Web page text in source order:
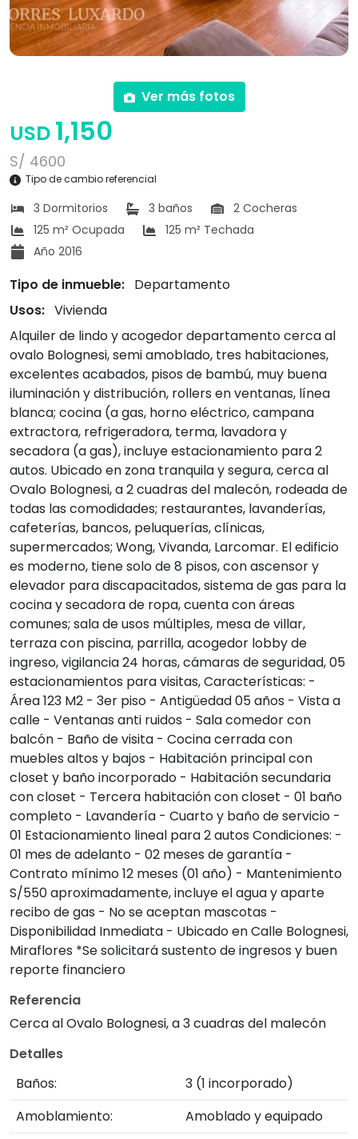
Ver más fotos
USD 1,150
S/ 4600
Tipo de cambio referencial
3 Dormitorios 3 baños
2 Cocheras
125 m² Ocupada
125 m² Techada
Año 2016
Tipo de inmueble: Departamento
Usos: Vivienda
Alquiler de lindo y acogedor departamento cerca al
ovalo Bolognesi, semi amoblado, tres habitaciones,
excelentes acabados, pisos de bambú, muy buena
iluminación y distribución, rollers en ventanas, línea
blanca; cocina (a gas, horno eléctrico, campana
extractora, refrigeradora, terma, lavadora y
secadora (a gas), incluye estacionamiento para 2
autos. Ubicado en zona tranquila y segura, cerca al
Ovalo Bolognesi, a 2 cuadras del malecón, rodeada de
todas las comodidades; restaurantes, lavanderías,
cafeterías, bancos, peluquerías, clínicas,
supermercados; Wong, Vivanda, Larcomar. El edificio
es moderno, tiene solo de 8 pisos, con ascensor y
elevador para discapacitados, sistema de gas para la
cocina y secadora de ropa, cuenta con áreas
comunes; sala de usos múltiples, mesa de villar,
terraza con piscina, parrilla, acogedor lobby de
ingreso, vigilancia 24 horas, cámaras de seguridad, 05
estacionamientos para visitas, Características: -
Área 123 M2 - 3er piso - Antigüedad 05 años - Vista a
calle - Ventanas anti ruidos - Sala comedor con
balcón - Baño de visita - Cocina cerrada con
muebles altos y bajos - Habitación principal con
closet y baño incorporado - Habitación secundaria
con closet - Tercera habitación con closet - 01 baño
completo - Lavandería - Cuarto y baño de servicio -
01 Estacionamiento lineal para 2 autos Condiciones: -
01 mes de adelanto - 02 meses de garantía -
Contrato mínimo 12 meses (01 año) - Mantenimiento
S/550 aproximadamente, incluye el agua y aparte
recibo de gas - No se aceptan mascotas -
Disponibilidad Inmediata - Ubicado en Calle Bolognesi,
Miraflores *Se solicitará sustento de ingresos y buen
reporte financiero
Referencia
Cerca al Ovalo Bolognesi, a 3 cuadras del malecón
Detalles
Baños:
3 (1 incorporado)
Amoblamiento:
Amoblado y equipado